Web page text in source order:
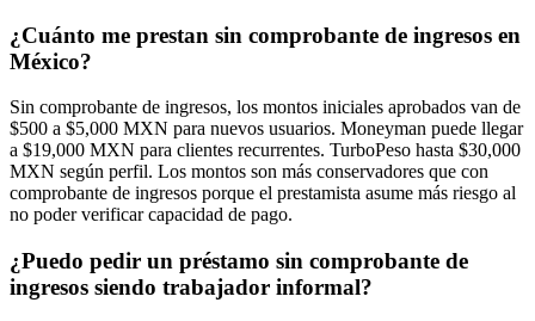
¿Cuánto me prestan sin comprobante de ingresos en
México?
Sin comprobante de ingresos, los montos iniciales aprobados van de
$500 a $5,000 MXN para nuevos usuarios. Moneyman puede llegar
a $19,000 MXN para clientes recurrentes. TurboPeso hasta $30,000
MXN según perfil. Los montos son más conservadores que con
comprobante de ingresos porque el prestamista asume más riesgo al
no poder verificar capacidad de pago.
¿Puedo pedir un préstamo sin comprobante de
ingresos siendo trabajador informal?